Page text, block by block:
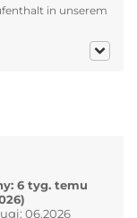
in unserem
6 tyg. temu
06.2026